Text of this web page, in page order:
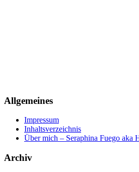
Allgemeines
Impressum
Inhaltsverzeichnis
Über mich – Seraphina Fuego aka
Archiv